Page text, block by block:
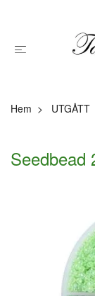
Hem UTGÅTT
Seedbead